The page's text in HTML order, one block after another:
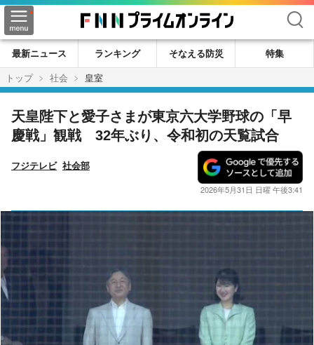
検索
最新ニュース ランキング そなえる防災
特集
トップ
社会 皇室
天皇陛下と愛子さまが東京六大学野球の「早
慶戦」観戦 32年ぶり、令和初の天覧試合
フジテレビ 社会部
2026年5月31日 日曜 午後3:41